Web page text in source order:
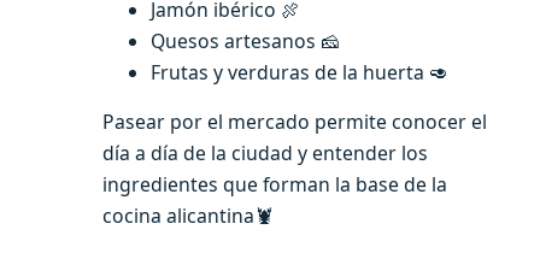
Jamón ibérico 🍖
Quesos artesanos 🧀
Frutas y verduras de la huerta 🥑
Pasear por el mercado permite conocer el
día a día de la ciudad y entender los
ingredientes que forman la base de la
cocina alicantina🦞